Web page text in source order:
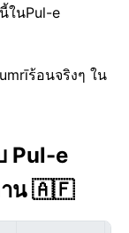
ในPul-e
ร้อนจริงๆ ใน
Pul-e
าน 🇦🇫